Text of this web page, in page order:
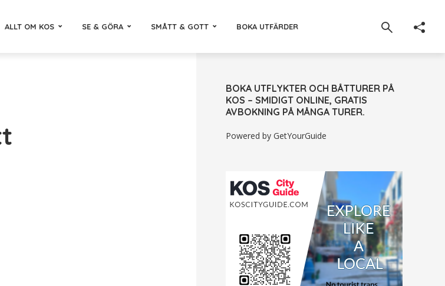
ALLT OM KOS SE & GÖRA SMÅTT & GOTT BOKA UTFÄRDER
BOKA UTFLYKTER OCH BÅTTURER PÅ
KOS – SMIDIGT ONLINE, GRATIS
AVBOKNING PÅ MÅNGA TURER.
Powered by GetYourGuide